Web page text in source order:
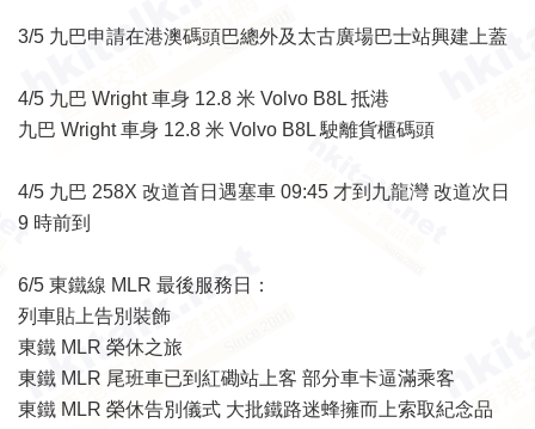
3/5 九巴申請在港澳碼頭巴總外及太古廣場巴士站興建上蓋
4/5 九巴 Wright 車身 12.8 米 Volvo B8L 抵港
九巴 Wright 車身 12.8 米 Volvo B8L 駛離貨櫃碼頭
4/5 九巴 258X 改道首日遇塞車 09:45 才到九龍灣 改道次日
9 時前到
6/5 東鐵線 MLR 最後服務日：
列車貼上告別裝飾
東鐵 MLR 榮休之旅
東鐵 MLR 尾班車已到紅磡站上客 部分車卡逼滿乘客
東鐵 MLR 榮休告別儀式 大批鐵路迷蜂擁而上索取紀念品